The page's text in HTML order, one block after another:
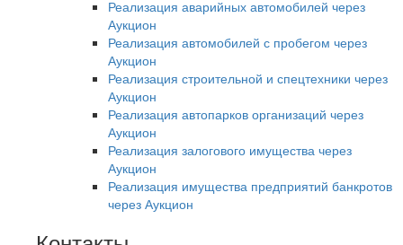
Реализация аварийных автомобилей через
Аукцион
Реализация автомобилей с пробегом через
Аукцион
Реализация строительной и спецтехники через
Аукцион
Реализация автопарков организаций через
Аукцион
Реализация залогового имущества через
Аукцион
Реализация имущества предприятий банкротов
через Аукцион